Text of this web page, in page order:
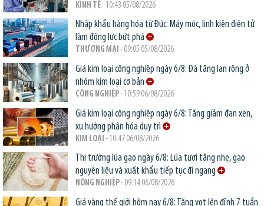
KINH TẾ- 10:43 05/08/2026
Nhập khẩu hàng hóa từ Đức: Máy móc, linh kiện điện tử
làm động lực bứt phá
THƯƠNG MẠI - 09:05 05/08/2026
Giá kim loại công nghiệp ngày 6/8: Đà tăng lan rộng ở
nhóm kim loại cơ bản
CÔNG NGHIỆP- 10:59 06/08/2026
Giá kim loại công nghiệp ngày 6/8: Tăng giảm đan xen,
xu hướng phân hóa duy trì
KIM LOẠI - 10:47 06/08/2026
Thị trường lúa gạo ngày 6/8: Lúa tươi tăng nhẹ, gạo
nguyên liệu và xuất khẩu tiếp tục đi ngang
NÔNG NGHIỆP- 09:14 06/08/2026
Giá vàng thế giới hôm nay 6/8: Tăng vọt lên đỉnh 7 tuần